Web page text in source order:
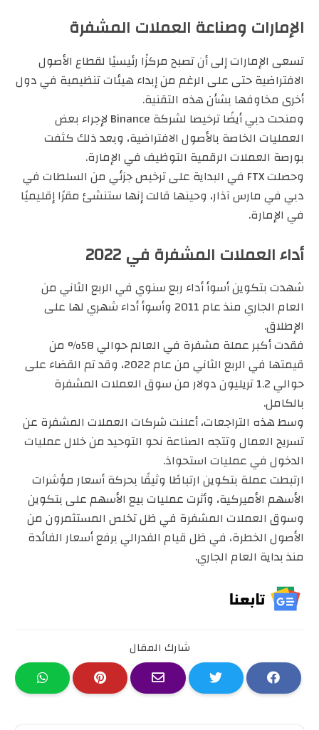
الإمارات وصناعة العملات المشفرة
تسعى الإمارات إلى أن تصبح مركزًا رئيسيًا لقطاع الأصول
الافتراضية حتى على الرغم من إبداء هيئات تنظيمية في دول
أخرى مخاوفها بشأن هذه التقنية.
ومنحت دبي أيضًا ترخيصا لشركة Binance لإجراء بعض
العمليات الخاصة بالأصول الافتراضية، وبعد ذلك كثفت
بورصة العملات الرقمية التوظيف في الإمارة.
وحصلت FTX في البداية على ترخيص جزئي من السلطات في
دبي في مارس آذار، وحينها قالت إنها ستنشئ مقرًا إقليميًا
في الإمارة.
أداء العملات المشفرة في 2022
شهدت بتكوين أسوأ أداء ربع سنوي في الربع الثاني من
العام الجاري منذ عام 2011 وأسوأ أداء شهري لها على
الإطلاق.
فقدت أكبر عملة مشفرة في العالم حوالي 58% من
قيمتها في الربع الثاني من عام 2022، وقد تم القضاء على
حوالي 1.2 تريليون دولار من سوق العملات المشفرة
بالكامل.
وسط هذه التراجعات، أعلنت شركات العملات المشفرة عن
تسريح العمال وتتجه الصناعة نحو التوحيد من خلال عمليات
الدخول في عمليات استحواذ.
ارتبطت عملة بتكوين ارتباطًا وثيقًا بحركة أسعار مؤشرات
الأسهم الأميركية، وأثرت عمليات بيع الأسهم على بتكوين
وسوق العملات المشفرة في ظل تخلص المستثمرون من
الأصول الخطرة، في ظل قيام الفدرالي برفع أسعار الفائدة
منذ بداية العام الجاري.
شارك المقال